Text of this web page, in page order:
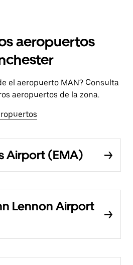
aeropuertos
el aeropuerto MAN? Consulta
aeropuertos de la zona.
Airport (EMA)
Lennon Airport